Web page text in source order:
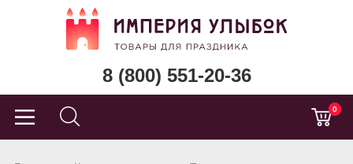
8 (800) 551-20-36
0